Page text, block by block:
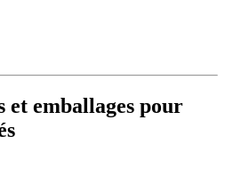
et emballages pour